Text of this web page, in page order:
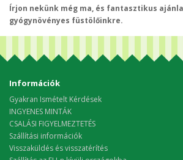
Írjon nekünk még ma, és fantasztikus
gyógynövényes füstölőinkre.
Információk
Gyakran Ismételt Kérdések
INGYENES MINTÁK
CSALÁSI FIGYELMEZTETÉS
Szállítási információk
Visszaküldés és visszatérítés